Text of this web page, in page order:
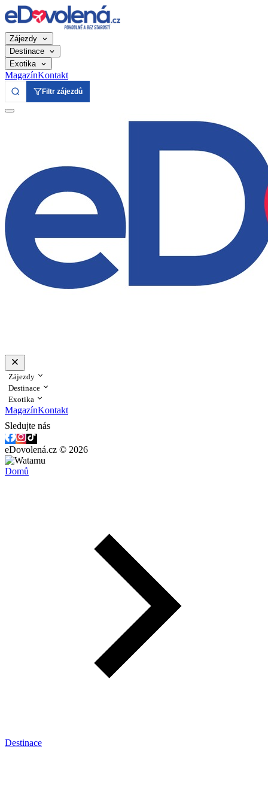
Zájezdy
Destinace
Exotika
MagazínKontakt
Filtr zájezdů
Zájezdy
Destinace
Exotika
MagazínKontakt
Sledujte nás
eDovolená.cz © 2026
Domů
Destinace